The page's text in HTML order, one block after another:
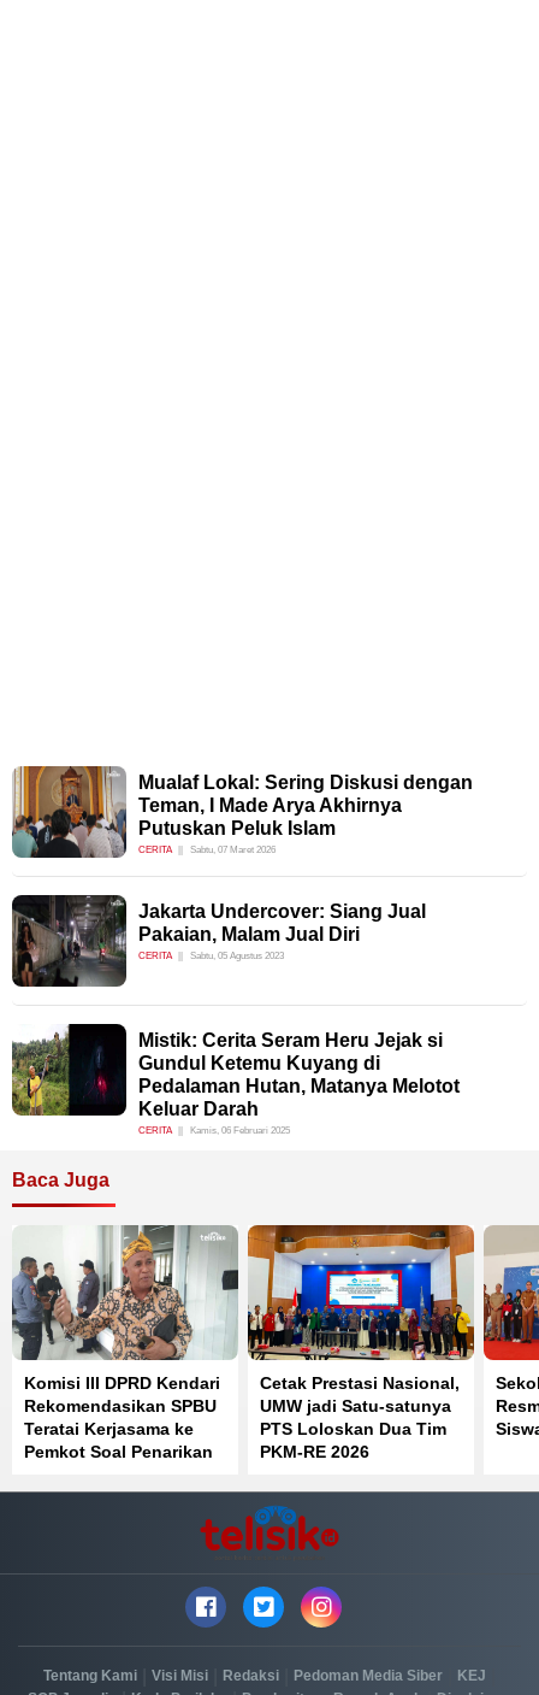
Mualaf Lokal: Sering Diskusi dengan
Teman, I Made Arya Akhirnya
Putuskan Peluk Islam
CERITA Sabtu, 07 Maret 2026
Jakarta Undercover: Siang Jual
Pakaian, Malam Jual Diri
CERITA Sabtu, 05 Agustus 2023
Mistik: Cerita Seram Heru Jejak si
Gundul Ketemu Kuyang di
Pedalaman Hutan, Matanya Melotot
Keluar Darah
CERITA Kamis, 06 Februari 2025
Baca Juga
Komisi III DPRD Kendari
Rekomendasikan SPBU
Teratai Kerjasama ke
Pemkot Soal Penarikan
Cetak Prestasi Nasional,
UMW jadi Satu-satunya
PTS Loloskan Dua Tim
PKM-RE 2026
Tentang Kami Visi Misi Redaksi Pedoman Media Siber KEJ